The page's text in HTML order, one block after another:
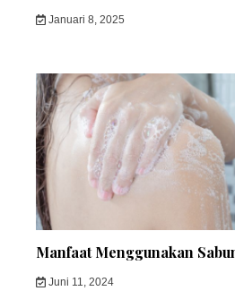
Januari 8, 2025
Manfaat Menggunakan
Juni 11, 2024